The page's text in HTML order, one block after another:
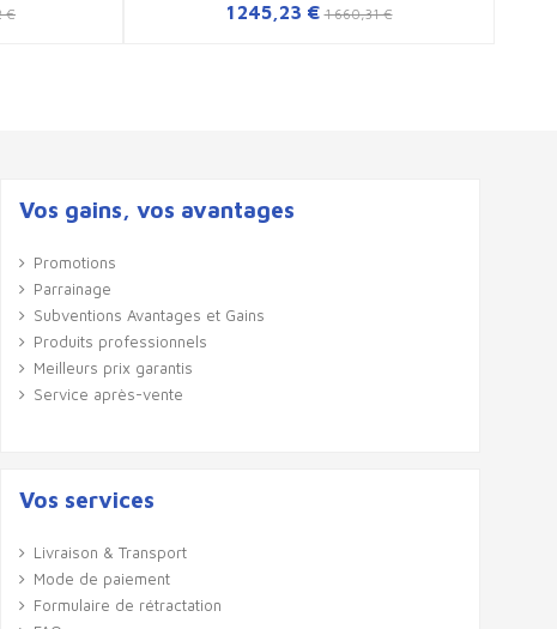
€ 1 245,23 € 1 660,31 €
Vos gains, vos avantages
Promotions
Parrainage
Subventions Avantages et Gains
Produits professionnels
Meilleurs prix garantis
Service après-vente
Vos services
Livraison & Transport
Mode de paiement
Formulaire de rétractation